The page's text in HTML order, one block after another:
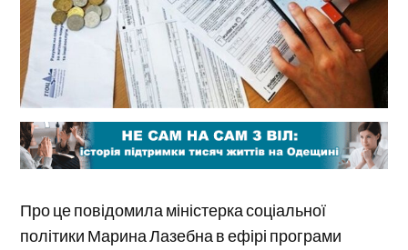
Про це повідомила міністерка соціальної
політики Марина Лазебна в ефірі програми